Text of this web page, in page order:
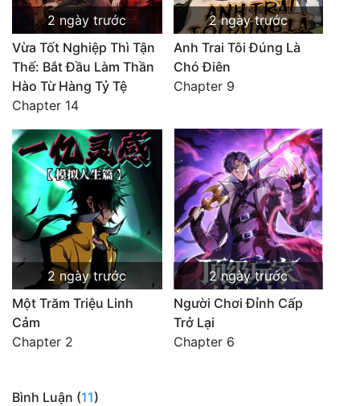
2 ngày trước
Vừa Tốt Nghiệp Thì Tận
Thế: Bắt Đầu Làm Thần
Hào Từ Hàng Tỷ Tệ
Chapter 14
2 ngày trước
Anh Trai Tôi Đúng Là
Chó Điên
Chapter 9
2 ngày trước
Một Trăm Triệu Linh
Cảm
Chapter 2
2 ngày trước
Người Chơi Đỉnh Cấp
Trở Lại
Chapter 6
Bình Luận (11)